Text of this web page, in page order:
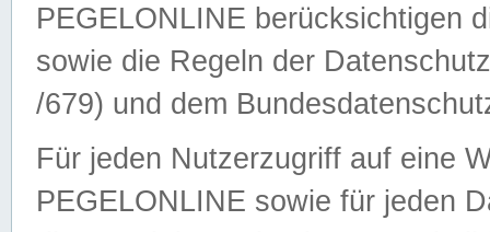
PEGELONLINE berücksichtigen
sowie die Regeln der
/679) und dem
Für jeden Nutzerzugriff auf eine
PEGELONLINE sowie für jeden